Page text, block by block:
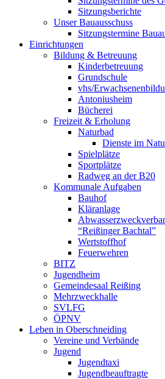
Sitzungsberichte
Unser Bauausschuss
Sitzungstermine
Einrichtungen
Bildung & Betreuung
Kinderbetreuung
Grundschule
vhs/
Antoniusheim
Bücherei
Freizeit & Erholung
Naturbad
Dienste im
Spielplätze
Sportplätze
Radweg an der B20
Kommunale Aufgaben
Bauhof
Kläranlage
“Reißinger Bachtal”
Wertstoffhof
Feuerwehren
BITZ
Jugendheim
Gemeindesaal Reißing
Mehrzweckhalle
SVLFG
ÖPNV
Leben in Oberschneiding
Vereine und Verbände
Jugend
Jugendtaxi
Jugendbeauftragte